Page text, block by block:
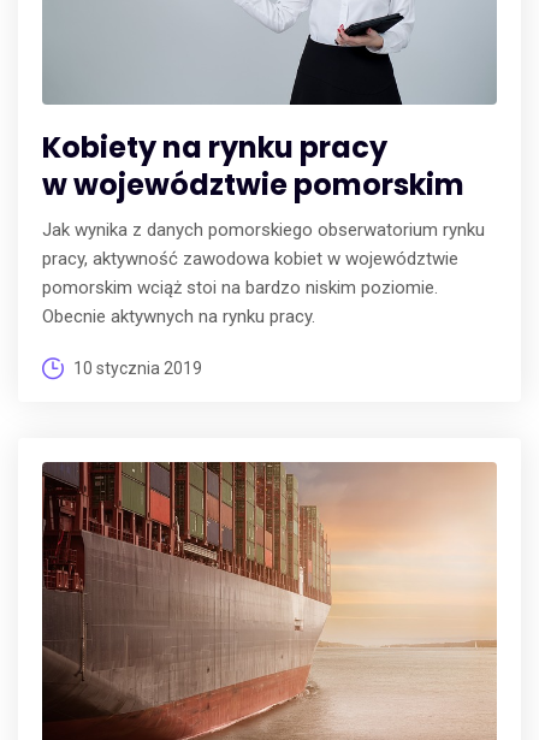
Kobiety na rynku pracy
w województwie pomorskim
Jak wynika z danych pomorskiego obserwatorium rynku
pracy, aktywność zawodowa kobiet w województwie
pomorskim wciąż stoi na bardzo niskim poziomie.
Obecnie aktywnych na rynku pracy.
10 stycznia 2019